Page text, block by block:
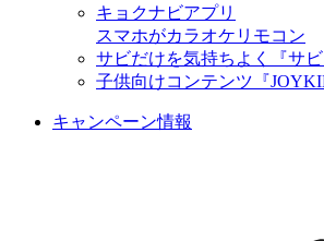
キョクナビアプリ
スマホがカラオケリモコン
サビだけを気持ちよく『サビ
子供向けコンテンツ『
キャンペーン情報